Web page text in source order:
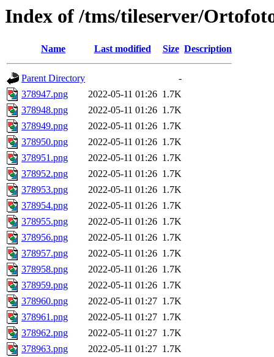
Index of /tms/tileserver/
Name Last modified Size Description
Parent Directory
-
378947.png
2022-05-11 01:26 1.7K
378948.png
2022-05-11 01:26 1.7K
378949.png
2022-05-11 01:26 1.7K
378950.png
2022-05-11 01:26 1.7K
378951.png
2022-05-11 01:26 1.7K
378952.png
2022-05-11 01:26 1.7K
378953.png
2022-05-11 01:26 1.7K
378954.png
2022-05-11 01:26 1.7K
378955.png
2022-05-11 01:26 1.7K
378956.png
2022-05-11 01:26 1.7K
378957.png
2022-05-11 01:26 1.7K
378958.png
2022-05-11 01:26 1.7K
378959.png
2022-05-11 01:26 1.7K
378960.png
2022-05-11 01:27 1.7K
378961.png
2022-05-11 01:27 1.7K
378962.png
2022-05-11 01:27 1.7K
378963.png
2022-05-11 01:27 1.7K